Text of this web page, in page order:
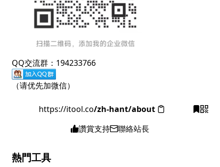
QQ交流群：194233766
（请优先加微信）
https://itool.co/zh-hant/about
讚賞支持
聯絡站長
熱門工具